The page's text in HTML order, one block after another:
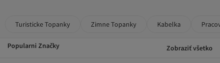
Turisticke Topanky Zimne Topanky Kabelka
Popularni Značky Zobraziť všetko